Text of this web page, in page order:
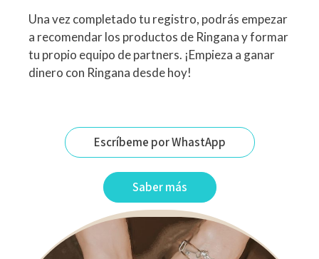
Una vez completado tu registro, podrás empezar
a recomendar los productos de Ringana y formar
tu propio equipo de partners. ¡Empieza a ganar
dinero con Ringana desde hoy!
Escríbeme por WhastApp
Saber más